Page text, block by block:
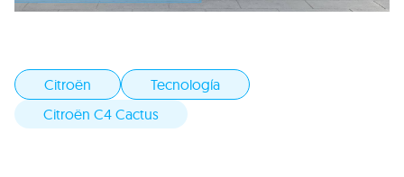
Citroën
Tecnología
Citroën C4 Cactus